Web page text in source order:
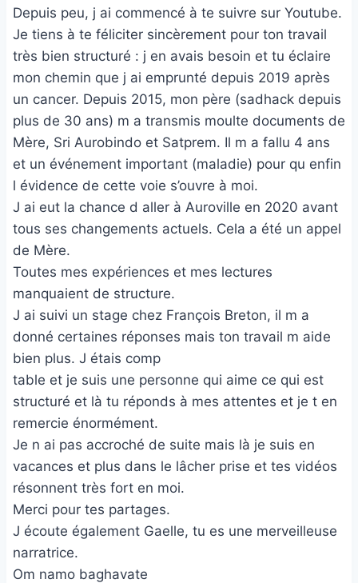
Depuis peu, j ai commencé à te suivre sur Youtube.
Je tiens à te féliciter sincèrement pour ton travail
très bien structuré : j en avais besoin et tu éclaire
mon chemin que j ai emprunté depuis 2019 après
un cancer. Depuis 2015, mon père (sadhack depuis
plus de 30 ans) m a transmis moulte documents de
Mère, Sri Aurobindo et Satprem. Il m a fallu 4 ans
et un événement important (maladie) pour qu enfin
l évidence de cette voie s’ouvre à moi.
J ai eut la chance d aller à Auroville en 2020 avant
tous ses changements actuels. Cela a été un appel
de Mère.
Toutes mes expériences et mes lectures
manquaient de structure.
J ai suivi un stage chez François Breton, il m a
donné certaines réponses mais ton travail m aide
bien plus. J étais comp
table et je suis une personne qui aime ce qui est
structuré et là tu réponds à mes attentes et je t en
remercie énormément.
Je n ai pas accroché de suite mais là je suis en
vacances et plus dans le lâcher prise et tes vidéos
résonnent très fort en moi.
Merci pour tes partages.
J écoute également Gaelle, tu es une merveilleuse
narratrice.
Om namo baghavate